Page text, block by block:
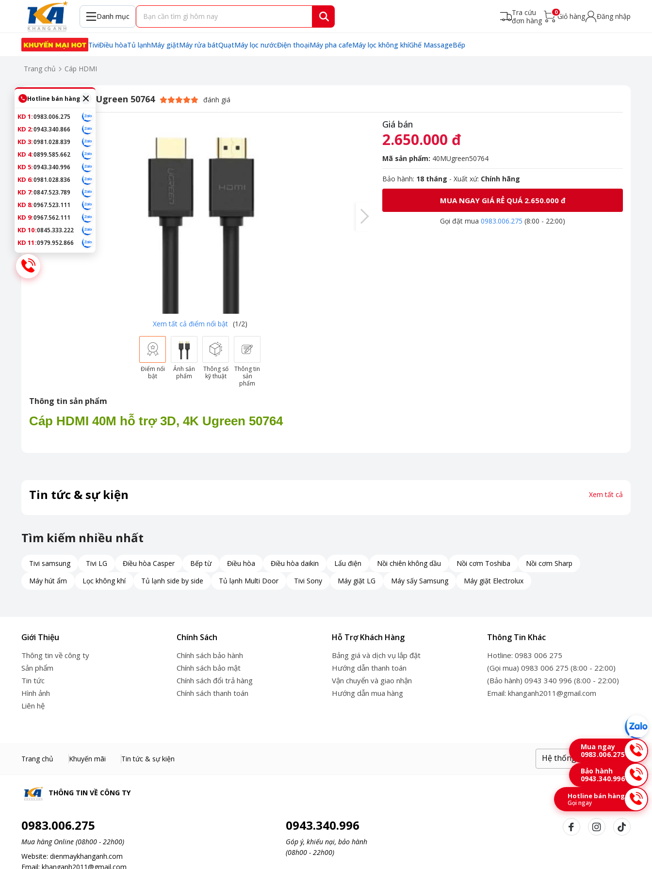
Danh mục
Tra cứu
đơn hàng
0Giỏ hàng Đăng nhập
TiviĐiều hòaTủ lạnhMáy giặtMáy rửa bátQuạtMáy lọc nướcĐiện thoạiMáy pha cafeMáy lọc không khíGhế MassageBếp
Trang chủ Cáp HDMI
Cáp HDMI 40M Ugreen 50764 đánh giá
Xem tất cả điểm nổi bật (1/2)
Điểm nổi
bật
Ảnh sản
phẩm
Thông số
kỹ thuật
Thông tin
sản
phẩm
Giá bán
2.650.000 đ
Mã sản phẩm: 40MUgreen50764
Bảo hành: 18 tháng - Xuất xứ: Chính hãng
MUA NGAY GIÁ RẺ QUÁ 2.650.000 đ
Gọi đặt mua 0983.006.275 (8:00 - 22:00)
Thông tin sản phẩm
Cáp HDMI 40M hỗ trợ 3D, 4K Ugreen 50764
Tin tức & sự kiện Xem tất cả
Tìm kiếm nhiều nhất
Tivi samsung Tivi LG Điều hòa Casper Bếp từ Điều hòa Điều hòa daikin Lẩu điện Nồi chiên không dầu Nồi cơm Toshiba
Nồi cơm Sharp
Máy hút ẩm
Lọc không khí Tủ lạnh side by side Tủ lạnh Multi Door Tivi Sony Máy giặt LG Máy sấy Samsung Máy giặt Electrolux
Giới Thiệu
Thông tin về công ty
Sản phẩm
Tin tức
Hình ảnh
Liên hệ
Chính Sách
Chính sách bảo hành
Chính sách bảo mật
Chính sách đổi trả hàng
Chính sách thanh toán
Hỗ Trợ Khách Hàng
Bảng giá và dịch vụ lắp đặt
Hướng dẫn thanh toán
Vận chuyển và giao nhận
Hướng dẫn mua hàng
Thông Tin Khác
Hotline: 0983 006 275
(Gọi mua) 0983 006 275 (8:00 - 22:00)
(Bảo hành) 0943 340 996 (8:00 - 22:00)
Email: khanganh2011@gmail.com
Trang chủ Khuyến mãi Tin tức & sự kiện Hệ thống cửa hàng
THÔNG TIN VỀ CÔNG TY
0983.006.275
Mua hàng Online (08h00 - 22h00)
Website: dienmaykhanganh.com
Email: khanganh2011@gmail.com
0943.340.996
Góp ý, khiếu nại, bảo hành
(08h00 - 22h00)
Hotline bán hàng
KD 1:0983.006.275
KD 2:0943.340.866
KD 3:0981.028.839
KD 4:0899.585.662
KD 5:0943.340.996
KD 6:0981.028.836
KD 7:0847.523.789
KD 8:0967.523.111
KD 9:0967.562.111
KD 10:0845.333.222
KD 11:0979.952.866
Mua ngay
0983.006.275
Bảo hành
0943.340.996
Hotline bán hàng
Gọi ngay